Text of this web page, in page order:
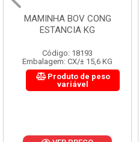
MAMINHA BOV CONG
ESTANCIA KG
Código: 18193
Embalagem: CX/± 15,6 KG
Produto de peso
variável